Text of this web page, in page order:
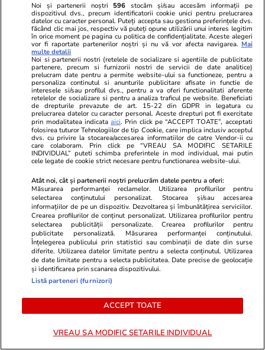
Mediafax.ro
Mesajul „Refuzați comanda dacă
nu este livrată de un român” a
dus la un dosar PENAL
StirileKanalD.ro
Sorin
lui Veștea
PROMO
Noi și partenerii noștri 596 stocăm și/sau accesăm informații pe
dispozitivul dvs., precum identificatorii cookie unici pentru prelucrarea
datelor cu caracter personal. Puteți accepta sau gestiona preferințele dvs.
făcând clic mai jos, respectiv vă puteți opune utilizării unui interes legitim
în orice moment pe pagina cu politica de confidențialitate. Aceste alegeri
vor fi raportate partenerilor noștri și nu vă vor afecta navigarea. Mai
multe detalii
Noi si partenerii nostri (retelele de socializare si agentiile de publicitate
partenere, precum si furnizorii nostri de servicii de date analitice)
prelucram date pentru a permite website-ului sa functioneze, pentru a
personaliza continutul si anunturile publicitare afisate in functie de
interesele si/sau profilul dvs., pentru a va oferi functionalitati aferente
retelelor de socializare si pentru a analiza traficul pe website. Beneficiati
de drepturile prevazute de art. 15-22 din GDPR in legatura cu
prelucrarea datelor cu caracter personal. Aceste drepturi pot fi exercitate
prin modalitatea indicataaici. Prin click pe “ACCEPT TOATE”, acceptati
folosirea tuturor Tehnologiilor de tip Cookie, care implica inclusiv acceptul
dvs. cu privire la stocarea/accesarea informatiilor de catre Vendor-ii cu
care colaboram. Prin click pe “VREAU SA MODIFIC SETARILE
INDIVIDUAL” puteti schimba preferintele in mod individual, mai putin
cele legate de cookie strict necesare pentru functionarea website-ului.
Atât noi, cât și partenerii noștri prelucrăm datele pentru a oferi:
Măsurarea performanței reclamelor. Utilizarea profilurilor pentru
selectarea conținutului personalizat. Stocarea și/sau accesarea
informațiilor de pe un dispozitiv. Dezvoltarea și îmbunătățirea serviciilor.
Crearea profilurilor de conținut personalizat. Utilizarea profilurilor pentru
selectarea publicității personalizate. Crearea profilurilor pentru
publicitate personalizată. Măsurarea performanței conținutului.
Înțelegerea publicului prin statistici sau combinații de date din surse
diferite. Utilizarea datelor limitate pentru a selecta conținutul. Utilizarea
de date limitate pentru a selecta publicitatea. Date precise de geolocație
și identificarea prin scanarea dispozitivului.
Listă parteneri (furnizori)
ACCEPT TOATE
VREAU SA MODIFIC SETARILE INDIVIDUAL